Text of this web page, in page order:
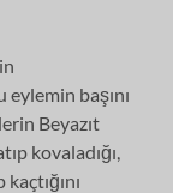
başını
Beyazıt
kovaladığı,